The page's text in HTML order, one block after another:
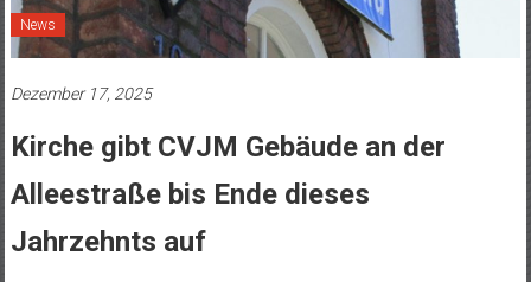
News
Dezember 17, 2025
Kirche gibt CVJM Gebäude an der
Alleestraße bis Ende dieses
Jahrzehnts auf